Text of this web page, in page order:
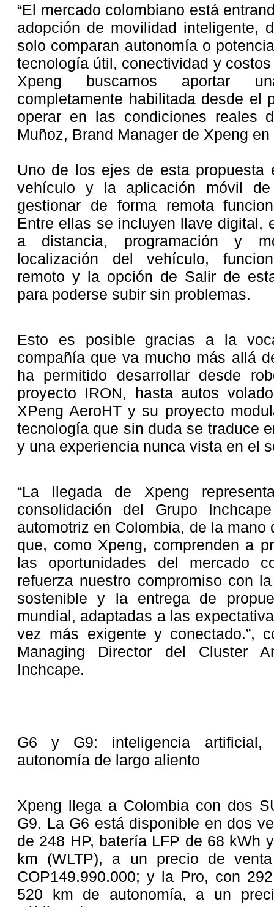
“El mercado colombiano está
adopción de movilidad inteligente,
solo comparan autonomía o
tecnología útil, conectividad y
Xpeng buscamos aportar
completamente habilitada desde el
operar en las condiciones reales
Muñoz, Brand Manager de Xpeng
Uno de los ejes de esta propuesta
vehículo y la aplicación móvil
gestionar de forma remota
Entre ellas se incluyen llave digital,
a distancia, programación y
localización del vehículo,
remoto y la opción de Salir de
para poderse subir sin problemas.
Esto es posible gracias a la
compañía que va mucho más allá
ha permitido desarrollar desde
proyecto IRON, hasta autos
XPeng AeroHT y su proyecto
tecnología que sin duda se traduce
y una experiencia nunca vista en el
“La llegada de Xpeng
consolidación del Grupo
automotriz en Colombia, de la
que, como Xpeng, comprenden a
las oportunidades del mercado
refuerza nuestro compromiso con
sostenible y la entrega de
mundial, adaptadas a las
vez más exigente y conectado.”,
Managing Director del Cluster
Inchcape.
G6 y G9: inteligencia artificial,
autonomía de largo aliento
Xpeng llega a Colombia con dos
G9. La G6 está disponible en dos
de 248 HP, batería LFP de 68 kWh
km (WLTP), a un precio de
COP149.990.000; y la Pro, con
520 km de autonomía, a un